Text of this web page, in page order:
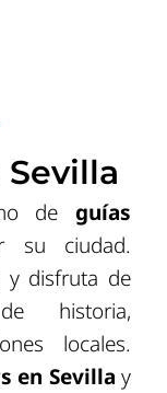
Sevilla
de guías
su ciudad.
y disfruta de
historia,
locales.
en Sevilla y